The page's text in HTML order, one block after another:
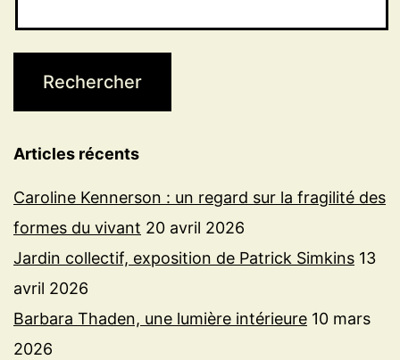
Articles récents
Caroline Kennerson : un regard sur la fragilité des
formes du vivant 20 avril 2026
Jardin collectif, exposition de Patrick Simkins 13
avril 2026
Barbara Thaden, une lumière intérieure 10 mars
2026